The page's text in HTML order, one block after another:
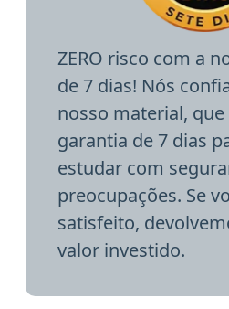
ZERO risco com a
de 7 dias! Nós
nosso material,
garantia de 7 dias
estudar com
preocupações. Se
satisfeito,
valor investido.